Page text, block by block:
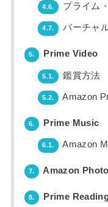
4.6. プライム
4.7. バーチャ
5. Prime Video
5.1. 鑑賞方法
5.2. Amazon
6. Prime Music
6.1. Amazon
7. Amazon
8. Prime